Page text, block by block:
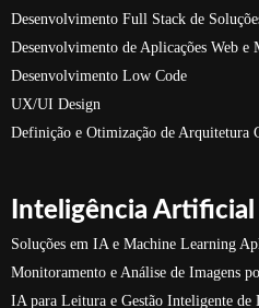
Desenvolvimento Full Stack de
Desenvolvimento de Aplicações Web e
Desenvolvimento Low Code
UX/UI Design
Definição e Otimização de Arquitetura
Inteligência Artificial
Soluções em IA e Machine Learning
Monitoramento e Análise de Imagens
IA para Leitura e Gestão Inteligente de